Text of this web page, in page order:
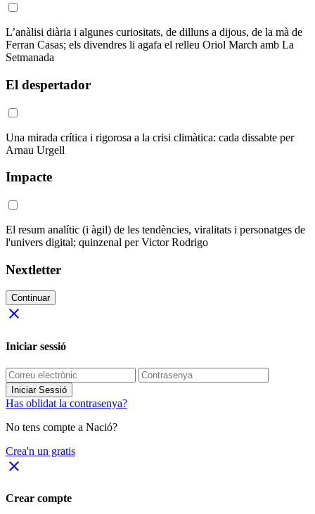
L’anàlisi diària i algunes curiositats, de dilluns a dijous, de la mà de
Ferran Casas; els divendres li agafa el relleu Oriol March amb La
Setmanada
El despertador
Una mirada crítica i rigorosa a la crisi climàtica: cada dissabte per
Arnau Urgell
Impacte
El resum analític (i àgil) de les tendències, viralitats i personatges de
l'univers digital; quinzenal per Victor Rodrigo
Nextletter
Continuar
close
Iniciar sessió
Iniciar Sessió
Has oblidat la contrasenya?
No tens compte a Nació?
Crea'n un gratis
close
Crear compte